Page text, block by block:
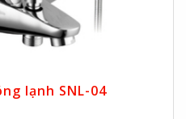
lạnh SNL-04